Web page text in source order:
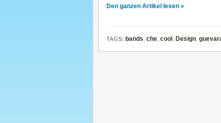
Den ganzen Artikel lesen »
TAGS: bands, che, cool , Design,